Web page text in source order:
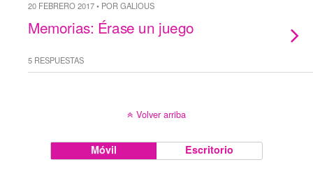
20 FEBRERO 2017 • POR GALIOUS
Memorias: Érase un juego
5 RESPUESTAS
Volver arriba
Móvil Escritorio